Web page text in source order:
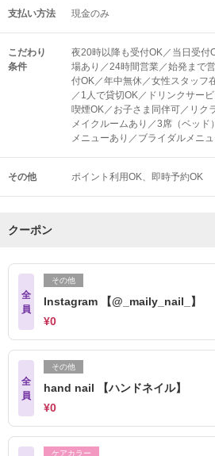
支払い方法 現金のみ
こだわり
条件
夜20時以降も受付OK／当日受付
場あり／24時間営業／始発まで
付OK／年中無休／女性スタッフ
／1人で貸切OK／ドリンクサー
喫煙OK／お子さま同伴可／リク
メイクルームあり／3席（ベッ
メニューあり／ブライダルメニュ
その他 ポイント利用OK 即時予約OK
クーポン
全
員
その他
Instagram 【@_maily_nail_】
¥0
全
員
その他
hand nail 【ハンドネイル】
¥0
ケアカラー